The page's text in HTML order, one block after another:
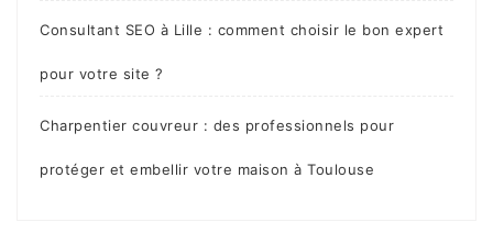
Consultant SEO à Lille : comment choisir le bon expert
pour votre site ?
Charpentier couvreur : des professionnels pour
protéger et embellir votre maison à Toulouse